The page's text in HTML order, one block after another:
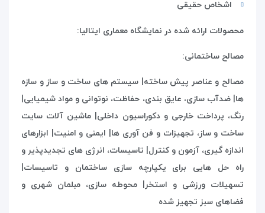
اشخاص حقیقی
محصولات ارائه شده در نمایشگاه معماری ایتالیا:
مصالح ساختمانی:
مصالح و عناصر پیش ساخته| سیستم های ساخت و ساز و سازه
ها| ضدآب سازی، عایق بندی، حفاظت، نوتوانی و مواد شیمیایی|
رنگ، پرداخت خارجی و دکوراسیون داخلی| ماشین آلات سایت
ساخت و ساز، تجهیزات و فن آوری ها| ایمنی و امنیت| ابزارهای
اندازه گیری، آزمون و کنترل| تاسیسات، انرژی های تجدیدپذیر و
راه حل هایی برای یکپارچه سازی ساختمان و تاسیسات|
تسهیلات ورزشی و استخر| محوطه سازی، مبلمان شهری و
فضاهای سبز تجهیز شده